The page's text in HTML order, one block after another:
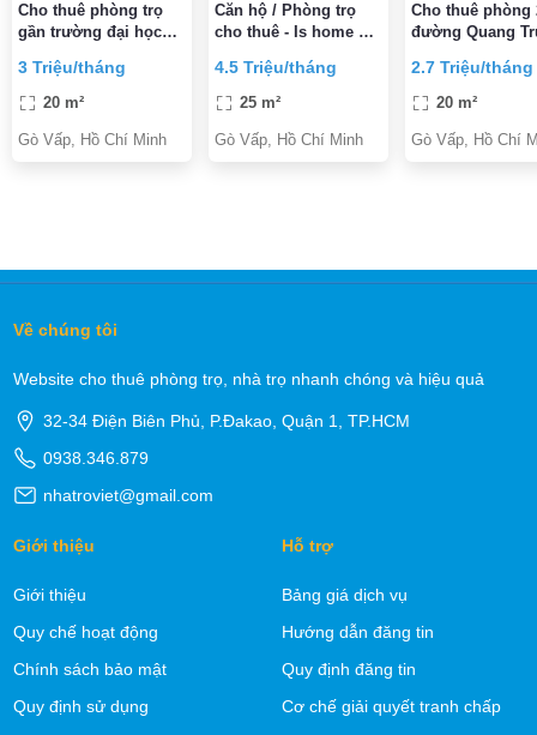
Cho thuê phòng trọ
gần trường đại học
BV 185
3 Triệu/tháng
20 m²
Gò Vấp, Hồ Chí Minh
Căn hộ / Phòng trọ
cho thuê - Is home Gò
4.5 Triệu/tháng
25 m²
Gò Vấp, Hồ Chí Minh
Cho thuê phòng
đường Quang
triệu/tháng
2.7 Triệu/tháng
20 m²
Gò Vấp, Hồ Chí
Về chúng tôi
Website cho thuê phòng trọ, nhà trọ nhanh chóng và hiệu quả
32-34 Điện Biên Phủ, P.Đakao, Quận 1, TP.HCM
0938.346.879
nhatroviet@gmail.com
Giới thiệu
Giới thiệu
Quy chế hoạt động
Chính sách bảo mật
Quy định sử dụng
Hỗ trợ
Bảng giá dịch vụ
Hướng dẫn đăng tin
Quy định đăng tin
Cơ chế giải quyết tranh chấp